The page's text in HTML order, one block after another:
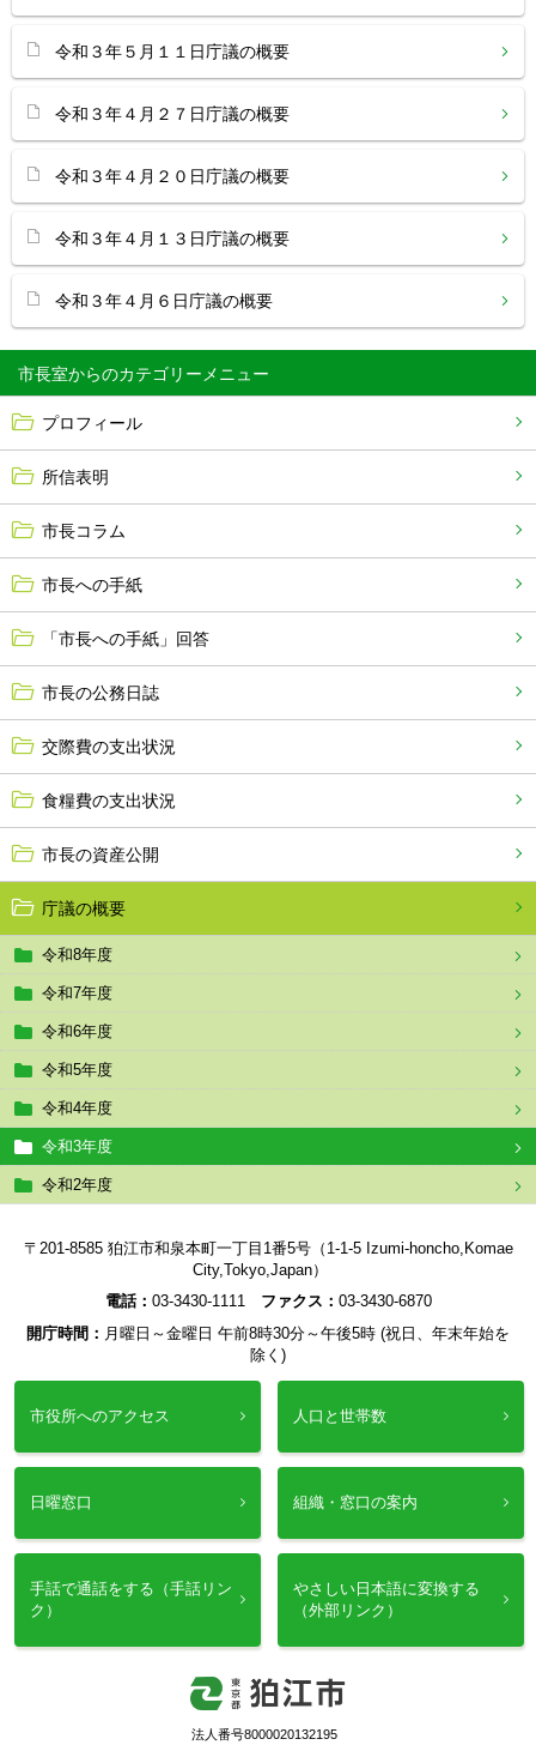
市長室から
プロフィール
所信表明
市長コラム
市長への手紙
「市長への手紙」回答
市長の公務日誌
交際費の支出状況
食糧費の支出状況
市長の資産公開
庁議の概要
令和8年度
令和7年度
令和6年度
令和5年度
令和4年度
令和3年度
令和2年度
令和３年５月１１日庁議の概要
令和３年４月２７日庁議の概要
令和３年４月２０日庁議の概要
令和３年４月１３日庁議の概要
令和３年４月６日庁議の概要
〒201-8585 狛江市和泉本町一丁目1番5号（1-1-5 Izumi-honcho,Komae
City,Tokyo,Japan）
電話： 03-3430-1111 ファクス： 03-3430-6870
開庁時間： 月曜日～金曜日 午前8時30分～午後5時 (祝日、年末年始を
除く)
市役所へのアクセス 人口と世帯数
日曜窓口 組織・窓口の案内
手話で通話をする（手話リン
ク）
やさしい日本語に変換する
（外部リンク）
法人番号8000020132195